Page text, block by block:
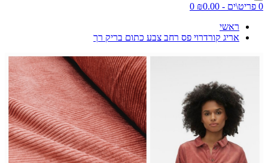
0 פריט\ים - ₪0.00
0
ראשי
אריג קורדרוי פס רחב צבע כתום בריק רך